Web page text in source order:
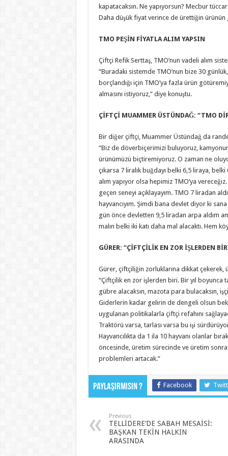
kapatacaksın. Ne yapıyorsun? Mecbur
Daha düşük fiyat verince de ürettiğin
TMO PEŞİN FİYATLA ALIM YAPSIN
Çiftçi Refik Serttaş, TMO’nun vadeli alım
“Buradaki sistemde TMO’nun bize 30
borçlandığı için TMO’ya fazla ürün
almasını istiyoruz,” diye konuştu.
ÇİFTÇİ MUAMMER ÜSTÜNDAĞ: “TMO
Bir diğer çiftçi, Muammer Üstündağ da
“Biz de döverbiçerimizi buluyoruz,
ürünümüzü biçtiremiyoruz. O zaman ne
çıkarsa 7 liralık buğdayı belki 6,5 liraya,
alım yapıyor olsa hepimiz TMO’ya
geçen seneyi açıklayayım. TMO 7 liradan
hayvancıyım. Şimdi bana devlet diyor ki
gün önce devletten 9,5 liradan arpa aldım
malın belki iki katı daha mal alacaktı. Hem
GÜRER: “ÇİFTÇİLİK EN ZOR İŞLERDEN
Gürer, çiftçiliğin zorluklarına dikkat
“Çiftçilik en zor işlerden biri. Bir yıl boyunca
gübre alacaksın, mazota para bulacaksın,
Giderlerin kadar gelirin de dengeli olsun
uygulanan politikalarla çiftçi refahını
Traktörü varsa, tarlası varsa bu işi
Hayvancılıkta da 1 ila 10 hayvanı olanlar
öncesinde, üretim sürecinde ve üretim
problemleri artacak.”
Paylaşırmısın ? Facebook
Previous
TELLİDERE’DE SABAH MESAİSİ:
BAŞKAN TEKİN HALKIN
ARASINDA